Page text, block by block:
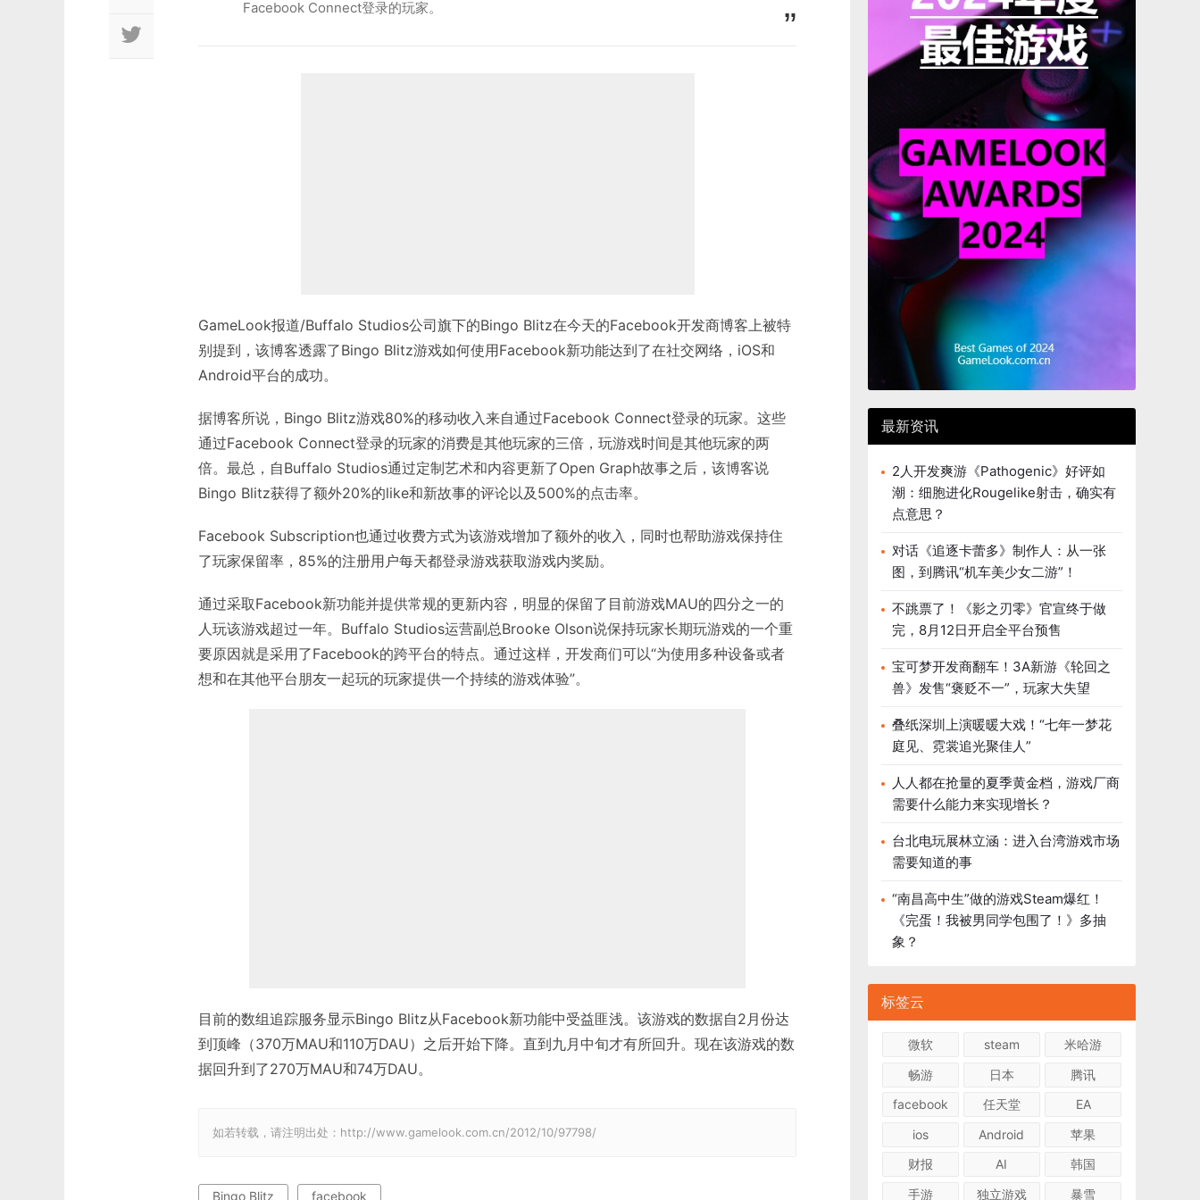
Facebook Connect登录的玩家。
GameLook报道/Buffalo Studios公司旗下的Bingo Blitz在今天的Facebook开发商博客上被特
别提到，该博客透露了Bingo Blitz游戏如何使用Facebook新功能达到了在社交网络，iOS和
Android平台的成功。
据博客所说，Bingo Blitz游戏80%的移动收入来自通过Facebook Connect登录的玩家。这些
通过Facebook Connect登录的玩家的消费是其他玩家的三倍，玩游戏时间是其他玩家的两
倍。最总，自Buffalo Studios通过定制艺术和内容更新了Open Graph故事之后，该博客说
Bingo Blitz获得了额外20%的like和新故事的评论以及500%的点击率。
Facebook Subscription也通过收费方式为该游戏增加了额外的收入，同时也帮助游戏保持住
了玩家保留率，85%的注册用户每天都登录游戏获取游戏内奖励。
通过采取Facebook新功能并提供常规的更新内容，明显的保留了目前游戏MAU的四分之一的
人玩该游戏超过一年。Buffalo Studios运营副总Brooke Olson说保持玩家长期玩游戏的一个重
要原因就是采用了Facebook的跨平台的特点。通过这样，开发商们可以“为使用多种设备或者
想和在其他平台朋友一起玩的玩家提供一个持续的游戏体验”。
目前的数组追踪服务显示Bingo Blitz从Facebook新功能中受益匪浅。该游戏的数据自2月份达
到顶峰（370万MAU和110万DAU）之后开始下降。直到九月中旬才有所回升。现在该游戏的数
据回升到了270万MAU和74万DAU。
如若转载，请注明出处：http://www.gamelook.com.cn/2012/10/97798/
Bingo Blitz facebook
最新资讯
2人开发爽游《Pathogenic》好评如
潮：细胞进化Rougelike射击，确实有
点意思？
对话《追逐卡蕾多》制作人：从一张
图，到腾讯“机车美少女二游”！
不跳票了！《影之刃零》官宣终于做
完，8月12日开启全平台预售
宝可梦开发商翻车！3A新游《轮回之
兽》发售“褒贬不一”，玩家大失望
叠纸深圳上演暖暖大戏！“七年一梦花
庭见、霓裳追光聚佳人”
人人都在抢量的夏季黄金档，游戏厂商
需要什么能力来实现增长？
台北电玩展林立涵：进入台湾游戏市场
需要知道的事
“南昌高中生”做的游戏Steam爆红！
《完蛋！我被男同学包围了！》多抽
象？
标签云
微软 steam
米哈游
畅游
日本
腾讯
facebook
任天堂
EA
ios
Android
苹果
财报
AI
韩国
手游
独立游戏 暴雪